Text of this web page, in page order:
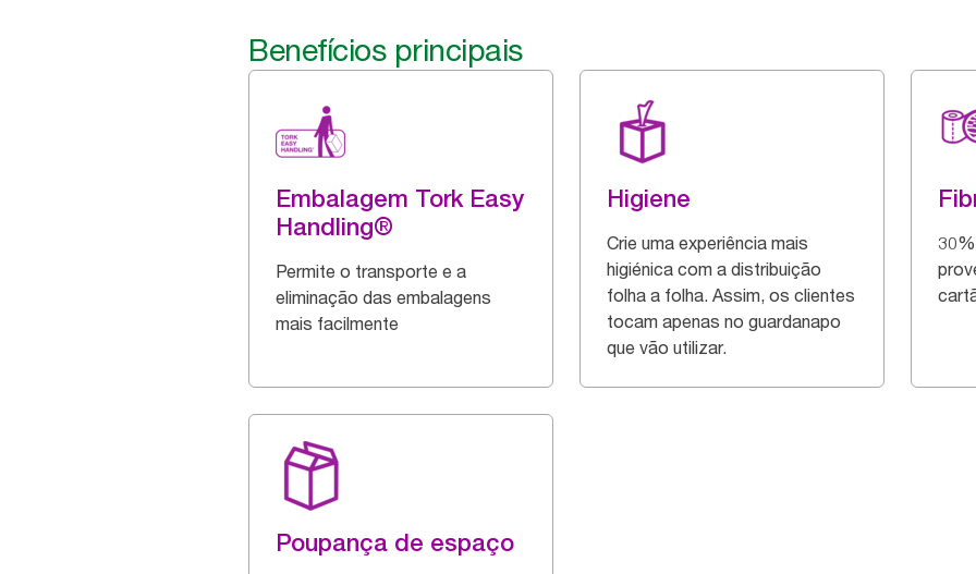
Benefícios principais
Embalagem Tork Easy
Handling®
Permite o transporte e a
eliminação das embalagens
mais facilmente
Higiene
Crie uma experiência mais
higiénica com a distribuição
folha a folha. Assim, os clientes
tocam apenas no guardanapo
que vão utilizar.
Poupança de espaço